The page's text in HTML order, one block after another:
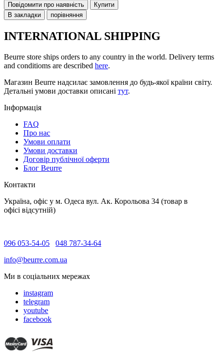
Повідомити про наявність
Купити
В закладки
порівняння
INTERNATIONAL SHIPPING
Beurre store ships orders to any country in the world. Delivery terms
and conditioms are described here.
Магазин Beurre надсилає замовлення до будь-якої країни світу.
Детальні умови доставки описані тут.
Інформація
FAQ
Про нас
Умови оплати
Умови доставки
Договір публічної оферти
Блог Beurre
Контакти
Україна, офіс у м. Одеса вул. Ак. Корольова 34 (товар в
офісі відсутній)
096 053-54-05
048 787-34-64
info@beurre.com.ua
Ми в соціальних мережах
instagram
telegram
youtube
facebook